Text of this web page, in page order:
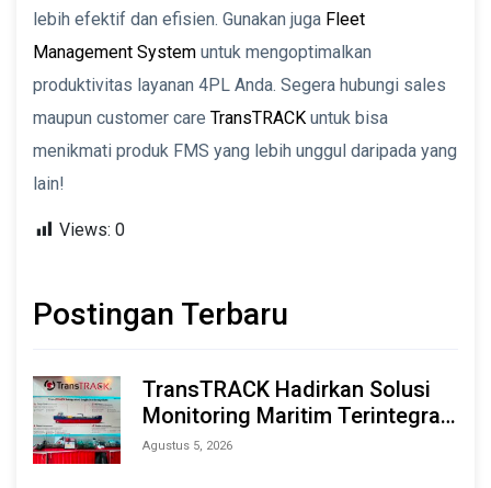
lebih efektif dan efisien. Gunakan juga Fleet
Management System untuk mengoptimalkan
produktivitas layanan 4PL Anda. Segera hubungi sales
maupun customer care TransTRACK untuk bisa
menikmati produk FMS yang lebih unggul daripada yang
lain!
Views: 0
Postingan Terbaru
TransTRACK Hadirkan Solusi
Monitoring Maritim Terintegrasi
Berbasis AI & IoT di Indonesia
Agustus 5, 2026